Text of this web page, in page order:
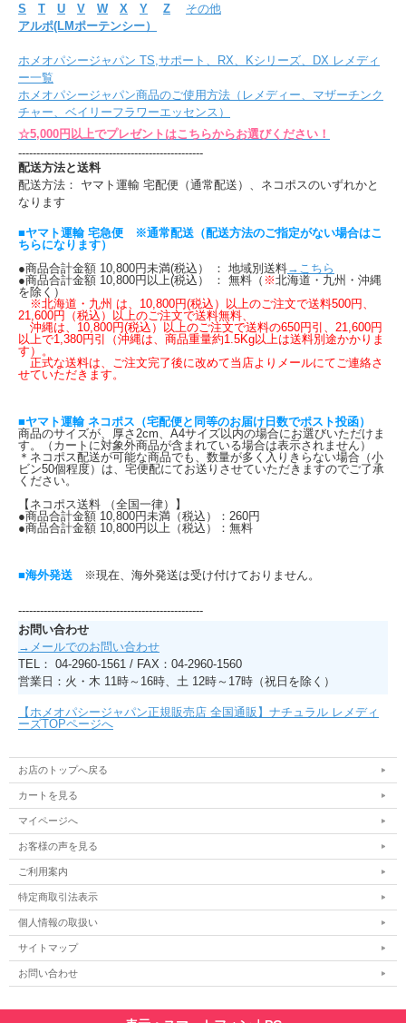
S
T U V W X Y Z
その他
アルポ(LMポーテンシー）
ホメオパシージャパン TS,サポート、RX、Kシリーズ、DX レメディ
ー一覧
ホメオパシージャパン商品のご使用方法（レメディー、マザーチンク
チャー、ベイリーフラワーエッセンス）
☆5,000円以上でプレゼントはこちらからお選びください！
---------------------------------------------------
配送方法と送料
配送方法： ヤマト運輸 宅配便（通常配送）、ネコポスのいずれかと
なります
■ヤマト運輸 宅急便 ※通常配送（配送方法のご指定がない場合はこ
ちらになります）
●商品合計金額 10,800円未満(税込） ： 地域別送料→こちら
●商品合計金額 10,800円以上(税込） ： 無料（ ※北海道・九州・沖縄
を除く）
※北海道・九州 は、10,800円(税込）以上のご注文で送料500円、
21,600円（税込）以上のご注文で送料無料、
沖縄は、10,800円(税込）以上のご注文で送料の650円引、21,600円
以上で1,380円引（沖縄は、商品重量約1.5Kg以上は送料別途かかりま
す）。
正式な送料は、ご注文完了後に改めて当店よりメールにてご連絡さ
せていただきます。
■ヤマト運輸 ネコポス（宅配便と同等のお届け日数でポスト投函）
商品のサイズが、厚さ2cm、A4サイズ以内の場合にお選びいただけま
す。（カートに対象外商品が含まれている場合は表示されません）
＊ネコポス配送が可能な商品でも、数量が多く入りきらない場合（小
ビン50個程度）は、宅便配にてお送りさせていただきますのでご了承
ください。
【ネコポス送料 （全国一律）】
●商品合計金額 10,800円未満（税込）：260円
●商品合計金額 10,800円以上（税込）：無料
■海外発送 ※現在、海外発送は受け付けておりません。
---------------------------------------------------
お問い合わせ
→メールでのお問い合わせ
TEL： 04-2960-1561 / FAX：04-2960-1560
営業日：火・木 11時～16時、土 12時～17時（祝日を除く）
【ホメオパシージャパン正規販売店 全国通販】ナチュラル レメディ
ーズTOPページへ
お店のトップへ戻る
カートを見る
マイページへ
お客様の声を見る
ご利用案内
特定商取引法表示
個人情報の取扱い
サイトマップ
お問い合わせ